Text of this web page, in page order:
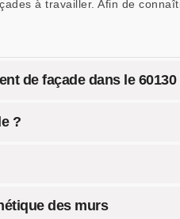
à travailler. Afin de
de façade dans le 60130
?
des murs